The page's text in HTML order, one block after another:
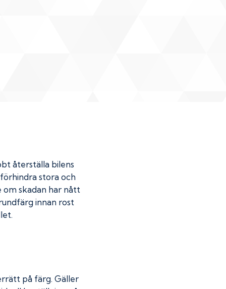
återställa bilens
stora och
skadan har nått
innan rost
på färg. Gäller